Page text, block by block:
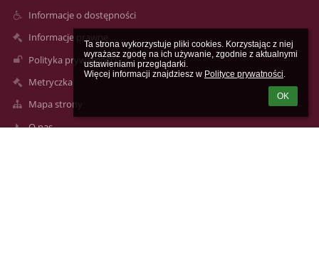
Ta strona wykorzystuje pliki cookies. Korzystając z niej
wyrażasz zgodę na ich używanie, zgodnie z aktualnymi
ustawieniami przeglądarki.
Więcej informacji znajdziesz w Polityce prywatności.
OK
Informacje o dostępności
Informacje prawne
Polityka prywatności
Metryczka
Mapa strony
O nas